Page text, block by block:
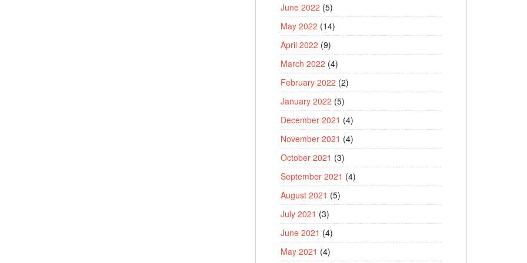
June 2022 (5)
May 2022 (14)
April 2022 (9)
March 2022 (4)
February 2022 (2)
January 2022 (5)
December 2021 (4)
November 2021 (4)
October 2021 (3)
September 2021 (4)
August 2021 (5)
July 2021 (3)
June 2021 (4)
May 2021 (4)